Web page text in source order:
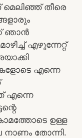
തീരെ
ഞാൻ
എഴുന്നേറ്റ്
എന്നെ
എന്നെ
ഉള്ള
നാണം തോന്നി.